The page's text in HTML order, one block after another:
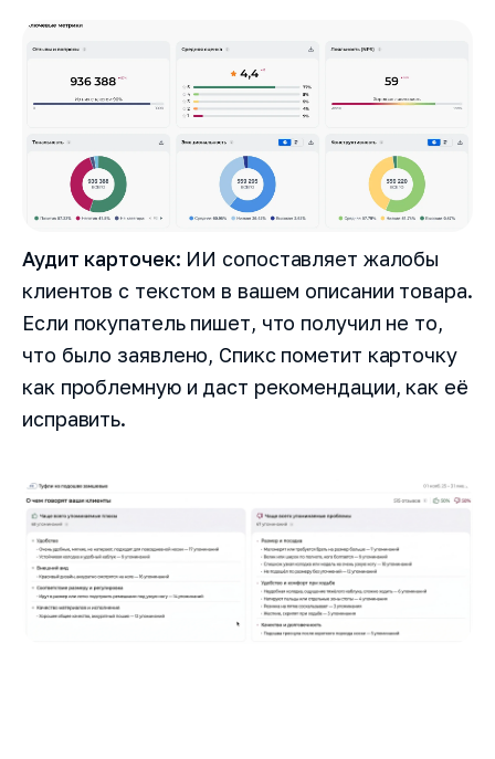
Аудит карточек: ИИ сопоставляет жалобы
клиентов с текстом в вашем описании товара.
Если покупатель пишет, что получил не то,
что было заявлено, Спикс пометит карточку
как проблемную и даст рекомендации, как её
исправить.